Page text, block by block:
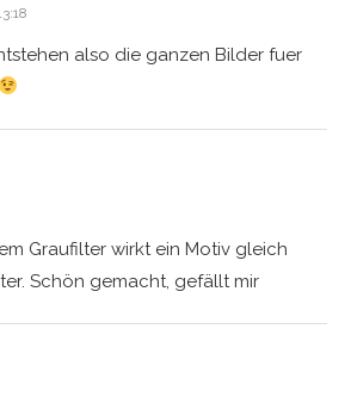
also die ganzen Bilder fuer
Graufilter wirkt ein Motiv gleich
Schön gemacht, gefällt mir